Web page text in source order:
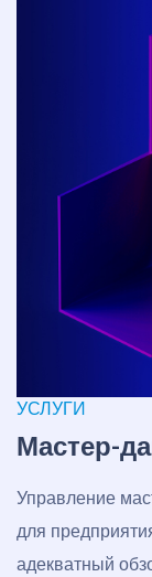
УСЛУГИ
Мастер-
Управление
для
адекватный